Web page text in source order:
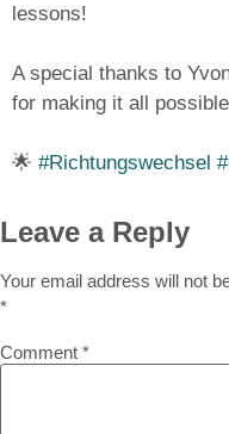
lessons!
A special thanks to
for making it all
🌟 #Richtungswechsel
Leave a Reply
Your email address will not
*
Comment *